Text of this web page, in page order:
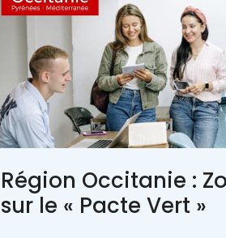
Région Occitanie :
sur le « Pacte Vert »